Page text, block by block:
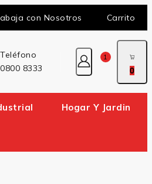
con Nosotros Carrito
Teléfono
0800 8333
1
0
Hogar Y Jardin